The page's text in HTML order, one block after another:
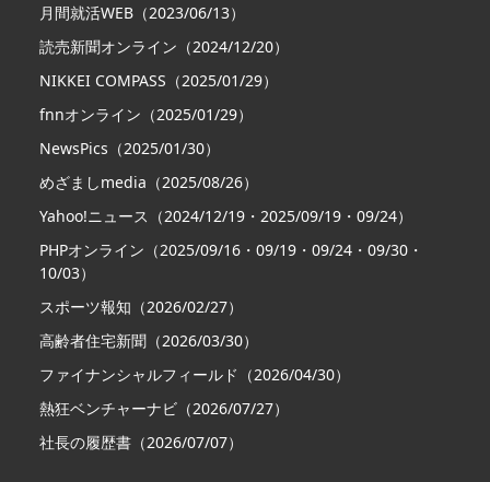
月間就活WEB（2023/06/13）
読売新聞オンライン（2024/12/20）
NIKKEI COMPASS（2025/01/29）
fnnオンライン（2025/01/29）
NewsPics（2025/01/30）
めざましmedia（2025/08/26）
Yahoo!ニュース（2024/12/19・2025/09/19・09/24）
PHPオンライン（2025/09/16・09/19・09/24・09/30・
10/03）
スポーツ報知（2026/02/27）
高齢者住宅新聞（2026/03/30）
ファイナンシャルフィールド（2026/04/30）
熱狂ベンチャーナビ（2026/07/27）
社長の履歴書（2026/07/07）